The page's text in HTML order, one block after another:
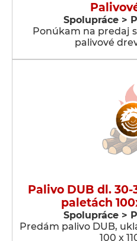
Spolupráce >
Ponúkam na predaj
palivové
Palivo DUB dl.
paletách
Spolupráce >
Predám palivo DUB,
100 x